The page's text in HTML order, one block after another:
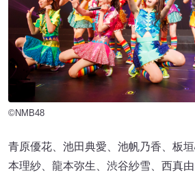
©NMB48
青原優花、池田典愛、池帆乃香、板
本理紗、龍本弥生、渋谷紗雪、西真